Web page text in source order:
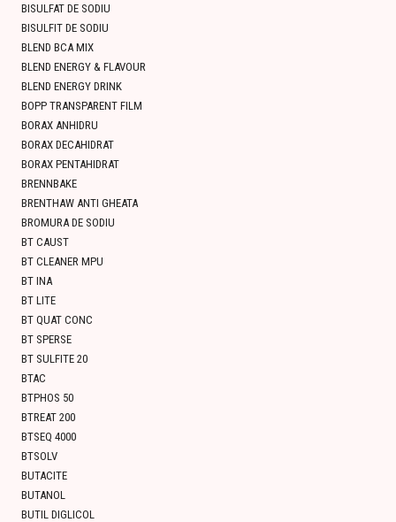
BISULFAT DE SODIU
BISULFIT DE SODIU
BLEND BCA MIX
BLEND ENERGY & FLAVOUR
BLEND ENERGY DRINK
BOPP TRANSPARENT FILM
BORAX ANHIDRU
BORAX DECAHIDRAT
BORAX PENTAHIDRAT
BRENNBAKE
BRENTHAW ANTI GHEATA
BROMURA DE SODIU
BT CAUST
BT CLEANER MPU
BT INA
BT LITE
BT QUAT CONC
BT SPERSE
BT SULFITE 20
BTAC
BTPHOS 50
BTREAT 200
BTSEQ 4000
BTSOLV
BUTACITE
BUTANOL
BUTIL DIGLICOL